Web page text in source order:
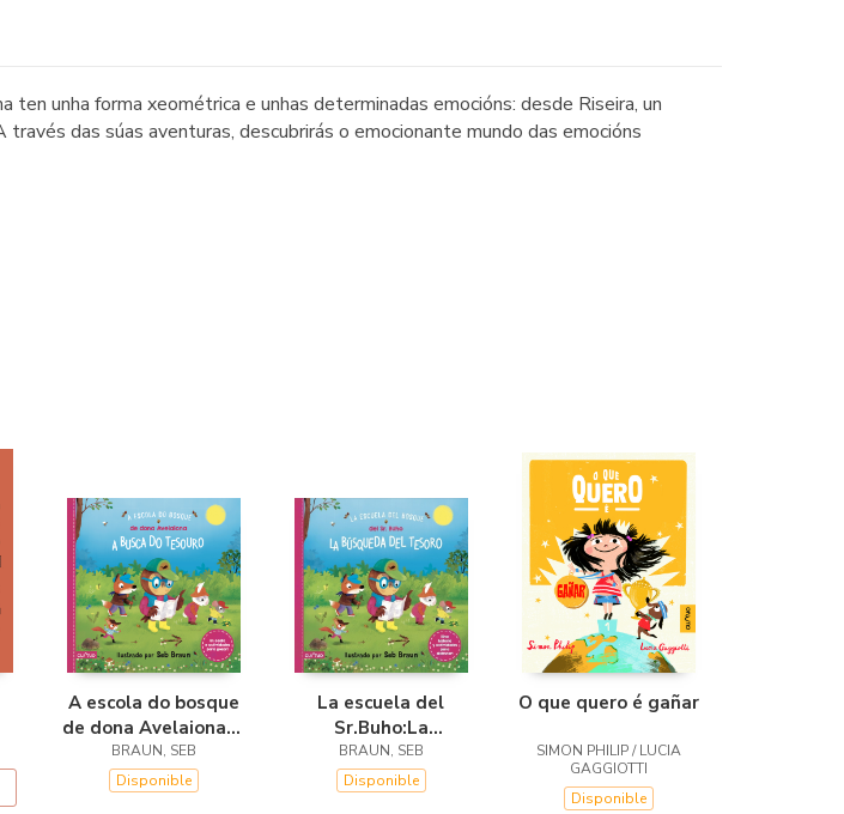
ten unha forma xeométrica e unhas determinadas emocións: desde Riseira, un
das súas aventuras, descubrirás o emocionante mundo das emocións
A escola do bosque
de dona Avelaiona:A
busca do tesouro
BRAUN, SEB
Disponible
La escuela del
Sr.Buho:La
busqueda del
tesoro
BRAUN, SEB
Disponible
O que quero é gañar
SIMON PHILIP / LUCIA
GAGGIOTTI
Disponible